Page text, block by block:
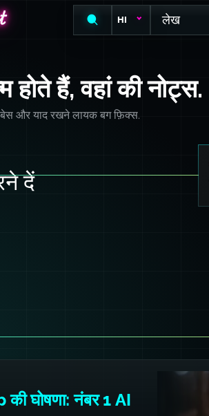
HI लेख
होते हैं, वहां की नोट्स.
और याद रखने लायक बग फ़िक्स.
दें
घोषणा: नंबर 1 AI